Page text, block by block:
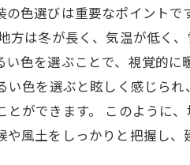
色選びは重要なポイントで
は冬が長く、気温が低く
色を選ぶことで、視覚的に
色を選ぶと眩しく感じら
ができます。 このように
風土をしっかりと把握し